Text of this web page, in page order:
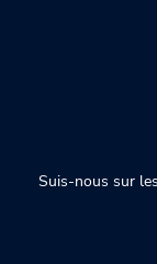
Suis-nous sur